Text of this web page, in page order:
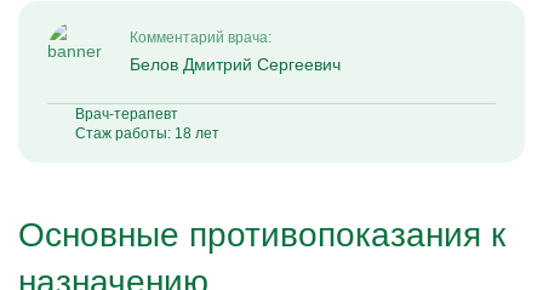
Комментарий врача:
Белов Дмитрий Сергеевич
Врач-терапевт
Стаж работы: 18 лет
Основные противопоказания к
назначению